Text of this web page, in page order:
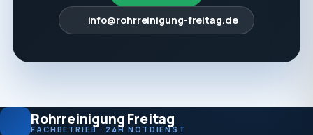
info@rohrreinigung-freitag.de
Rohrreinigung Freitag
FACHBETRIEB · 24H NOTDIENST